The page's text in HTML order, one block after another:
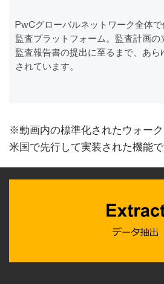
PwCグローバルネットワーク全体
監査プラットフォーム。監査計画の
監査報告書の提出に至るまで、あら
されています。
※動画内の標準化されたウォー
米国で先行して実装された機能で